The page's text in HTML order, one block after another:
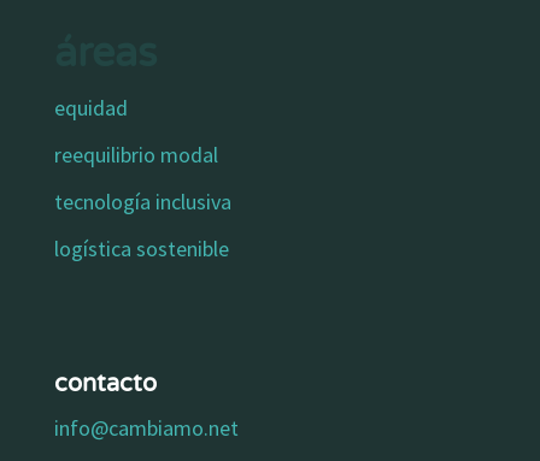
equidad
reequilibrio modal
tecnología inclusiva
logística sostenible
contacto
info@cambiamo.net